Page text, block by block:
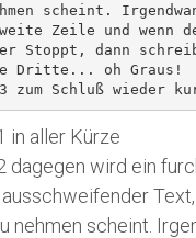
scheint.
Zeile und wenn
Stoppt, dann
Dritte... oh Graus!
3 zum Schluß wieder
in aller Kürze
dagegen wird ein
ausschweifender
nehmen scheint.